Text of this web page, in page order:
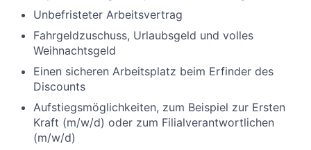
Unbefristeter Arbeitsvertrag
Fahrgeldzuschuss, Urlaubsgeld und volles
Weihnachtsgeld
Einen sicheren Arbeitsplatz beim Erfinder des
Discounts
Aufstiegsmöglichkeiten, zum Beispiel zur Ersten
Kraft (m/w/d) oder zum Filialverantwortlichen
(m/w/d)